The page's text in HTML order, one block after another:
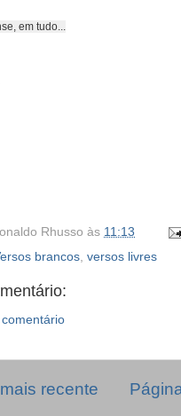
em tudo...
Rhusso às 11:13
brancos versos livres
recente